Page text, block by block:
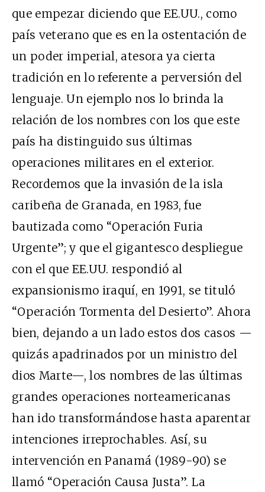
que empezar diciendo que EE.UU., como
país veterano que es en la ostentación de
un poder imperial, atesora ya cierta
tradición en lo referente a perversión del
lenguaje. Un ejemplo nos lo brinda la
relación de los nombres con los que este
país ha distinguido sus últimas
operaciones militares en el exterior.
Recordemos que la invasión de la isla
caribeña de Granada, en 1983, fue
bautizada como “Operación Furia
Urgente”; y que el gigantesco despliegue
con el que EE.UU. respondió al
expansionismo iraquí, en 1991, se tituló
“Operación Tormenta del Desierto”. Ahora
bien, dejando a un lado estos dos casos —
quizás apadrinados por un ministro del
dios Marte—, los nombres de las últimas
grandes operaciones norteamericanas
han ido transformándose hasta aparentar
intenciones irreprochables. Así, su
intervención en Panamá (1989-90) se
llamó “Operación Causa Justa”. La